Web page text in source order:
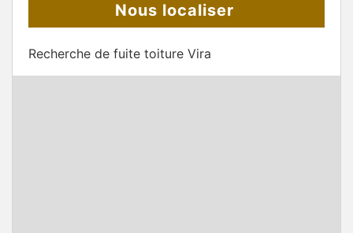
Nous localiser
Recherche de fuite toiture Vira